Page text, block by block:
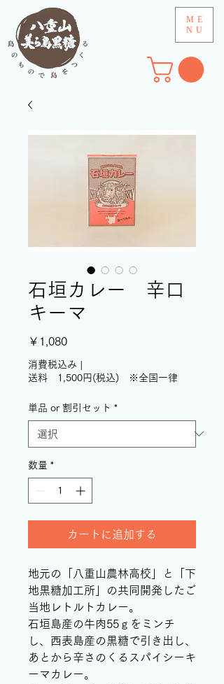
ME
NU
石垣カレー 辛口
キーマ
￥1,080価
格
消費税込み |
送料 1,500円(税込) ※全国一律
単品 or 割引セット *
数量 *
カートに追加する
地元の「八重山農林高校」と「下
地黒糖加工所」の共同開発したご
当地レトルトカレー。
石垣島産の牛肉55ｇをミンチ
し、西表島産の黒糖で引き出し、
あとから辛さのくるスパイシーキ
ーマカレー。